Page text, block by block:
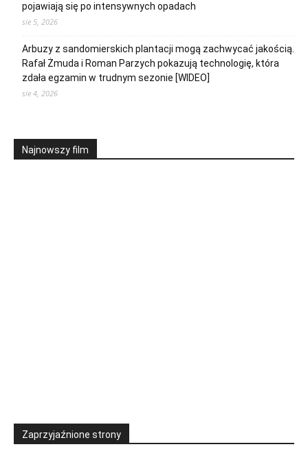
pojawiają się po intensywnych opadach
sie 5, 2026
Arbuzy z sandomierskich plantacji mogą zachwycać jakością.
Rafał Żmuda i Roman Parzych pokazują technologię, która
zdała egzamin w trudnym sezonie [WIDEO]
sie 4, 2026
Najnowszy film
Zaprzyjaźnione strony